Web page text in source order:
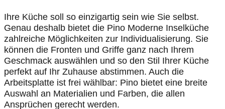
Ihre Küche soll so einzigartig sein wie Sie selbst.
Genau deshalb bietet die Pino Moderne Inselküche
zahlreiche Möglichkeiten zur Individualisierung. Sie
können die Fronten und Griffe ganz nach Ihrem
Geschmack auswählen und so den Stil Ihrer Küche
perfekt auf Ihr Zuhause abstimmen. Auch die
Arbeitsplatte ist frei wählbar: Pino bietet eine breite
Auswahl an Materialien und Farben, die allen
Ansprüchen gerecht werden.